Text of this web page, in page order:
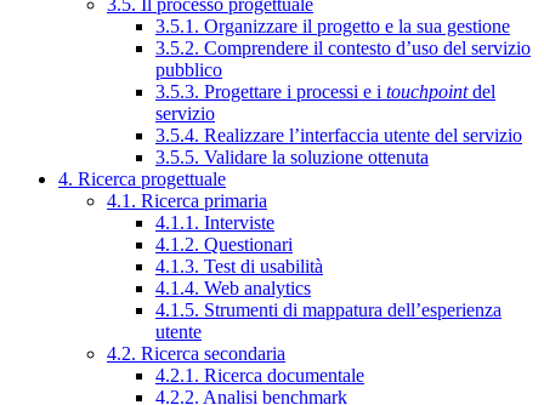
3.5. Il processo progettuale
3.5.1. Organizzare il progetto e la sua gestione
3.5.2. Comprendere il contesto d’uso del servizio
pubblico
3.5.3. Progettare i processi e i touchpointdel
servizio
3.5.4. Realizzare l’interfaccia utente del servizio
3.5.5. Validare la soluzione ottenuta
4. Ricerca progettuale
4.1. Ricerca primaria
4.1.1. Interviste
4.1.2. Questionari
4.1.3. Test di usabilità
4.1.4. Web analytics
4.1.5. Strumenti di mappatura dell’esperienza
utente
4.2. Ricerca secondaria
4.2.1. Ricerca documentale
4.2.2. Analisi benchmark